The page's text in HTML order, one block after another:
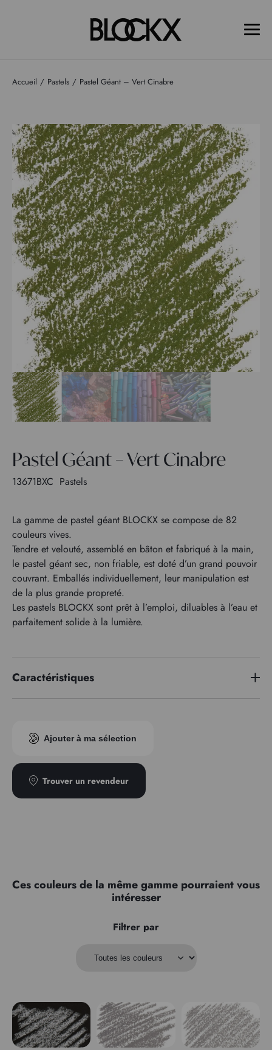
Accueil Pastels Pastel Géant – Vert Cinabre
Pastel Géant – Vert Cinabre
13671BXC Pastels
La gamme de pastel géant BLOCKX se compose de 82
couleurs vives.
Tendre et velouté, assemblé en bâton et fabriqué à la main,
le pastel géant sec, non friable, est doté d’un grand pouvoir
couvrant. Emballés individuellement, leur manipulation est
de la plus grande propreté.
Les pastels BLOCKX sont prêt à l’emploi, diluables à l’eau et
parfaitement solide à la lumière.
Caractéristiques
Ajouter à ma sélection
Trouver un revendeur
Ces couleurs de la même gamme pourraient vous
intéresser
Filtrer par